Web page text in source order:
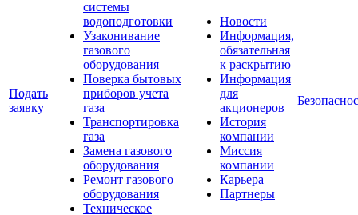
Подать
заявку
системы
водоподготовки
Узаконивание
газового
оборудования
Поверка бытовых
приборов учета
газа
Транспортировка
газа
Замена газового
оборудования
Ремонт газового
оборудования
Техническое
Новости
Информация,
обязательная
к раскрытию
Информация
для
акционеров
История
компании
Миссия
компании
Карьера
Партнеры